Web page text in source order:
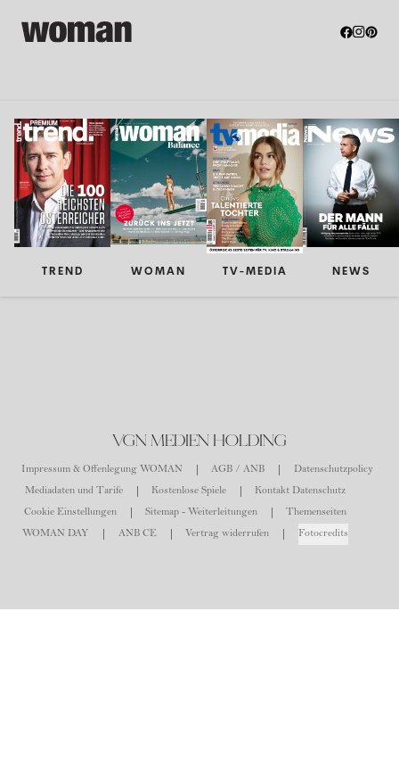
TREND WOMAN TV-MEDIA NEWS
VGN MEDIEN HOLDING
Impressum & Offenlegung WOMAN AGB / ANB
Datenschutzpolicy
Mediadaten und Tarife
Kostenlose Spiele
Kontakt Datenschutz
Cookie Einstellungen
Sitemap - Weiterleitungen
Themenseiten
WOMAN DAY
ANB CE Vertrag widerrufen Fotocredits